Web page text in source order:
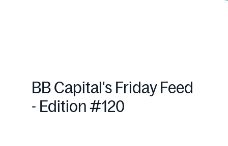
BB Capital's Friday Feed
- Edition #120